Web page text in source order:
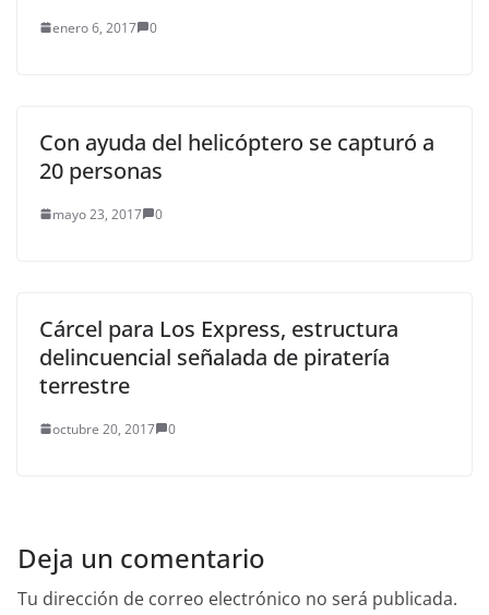
enero 6, 2017 0
Con ayuda del helicóptero se capturó a
20 personas
mayo 23, 2017 0
Cárcel para Los Express, estructura
delincuencial señalada de piratería
terrestre
octubre 20, 2017 0
Deja un comentario
Tu dirección de correo electrónico no será publicada.